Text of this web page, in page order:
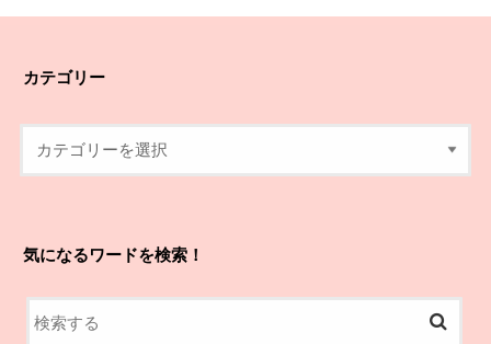
カテゴリー
気になるワードを検索！